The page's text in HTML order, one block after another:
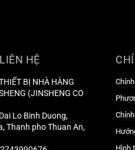
HỆ
BỊ NHÀ HÀNG
(JINSHENG CO
Lo Binh Duong,
Thanh pho Thuan An,
Hình